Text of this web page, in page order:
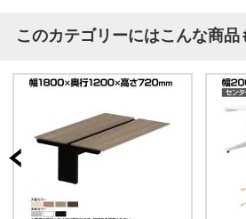
このカテゴリーにはこんな商品